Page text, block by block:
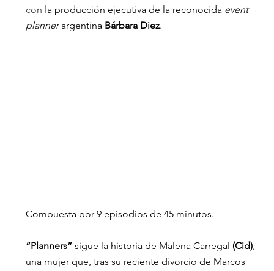
con la producción ejecutiva de la reconocida event
planner argentina Bárbara Diez.
Compuesta por 9 episodios de 45 minutos.
“Planners” sigue la historia de Malena Carregal (Cid),
una mujer que, tras su reciente divorcio de Marcos